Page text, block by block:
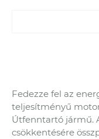
Fedezze fel az
teljesítményű
Útfenntartó jármű.
csökkentésére